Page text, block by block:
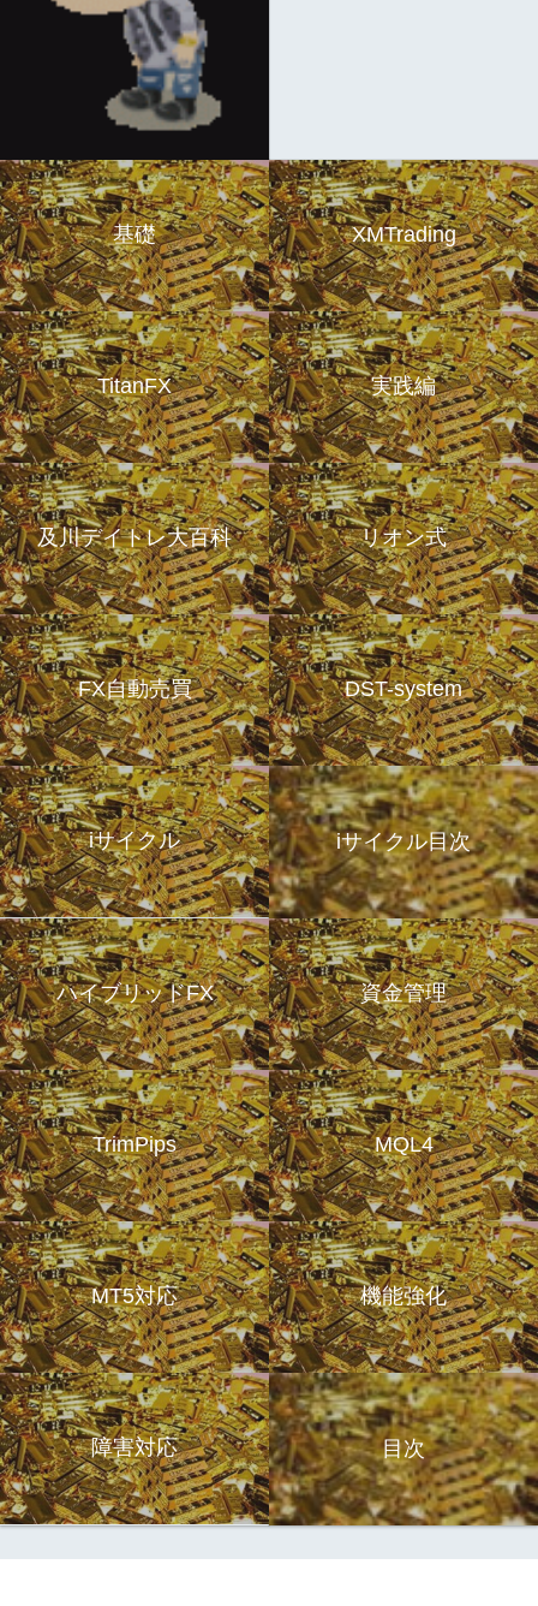
基礎 XMTrading
TitanFX 実践編
及川デイトレ大百科 リオン式
FX自動売買 DST-system
iサイクル iサイクル目次
ハイブリッドFX 資金管理
TrimPips MQL4
MT5対応 機能強化
障害対応 目次